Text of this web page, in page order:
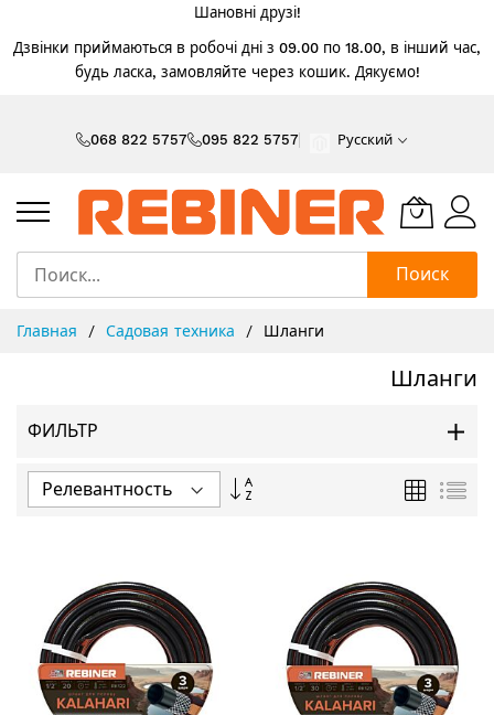
Шановні друзі!
Дзвінки приймаються в робочі дні з 09.00 по 18.00, в інший час,
будь ласка, замовляйте через кошик. Дякуємо!
068 822 5757 095 822 5757 Русский
Поиск
Главная Садовая техника Шланги
Шланги
ФИЛЬТР
Задать
Сетка